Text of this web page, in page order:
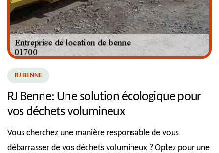
RJ BENNE
RJ Benne: Une solution écologique pour
vos déchets volumineux
Vous cherchez une manière responsable de vous
débarrasser de vos déchets volumineux ? Optez pour une